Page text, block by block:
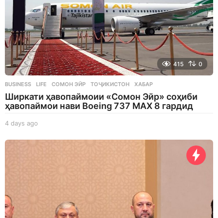
415 0
BUSINESS ,LIFE СОМОН ЭЙР ,ТОҶИКИСТОН ,ХАБАР
Ширкати ҳавопаймоии «Сомон Эйр» соҳиби
ҳавопаймои нави Boeing 737 MAX 8 гардид
4 days ago
a